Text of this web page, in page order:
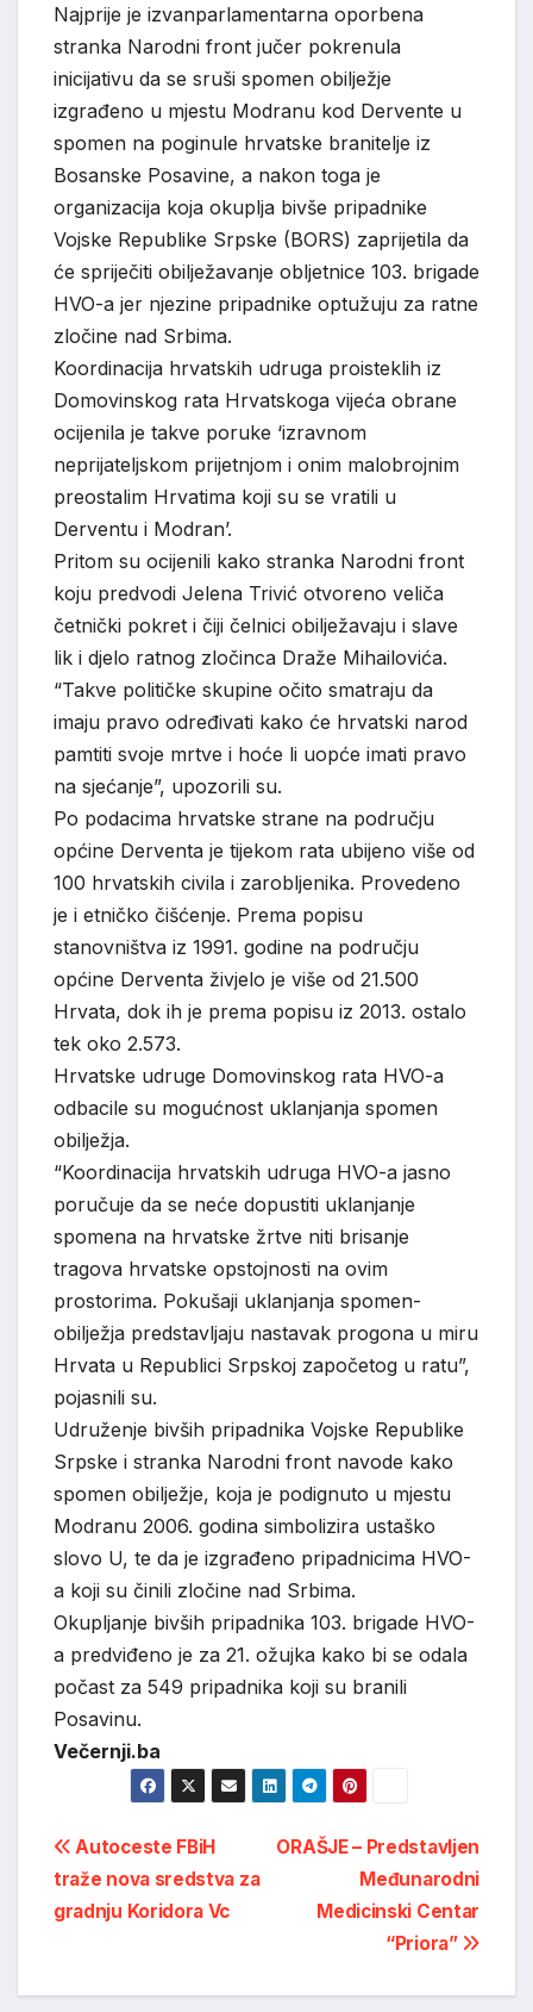
Najprije je izvanparlamentarna oporbena
stranka Narodni front jučer pokrenula
inicijativu da se sruši spomen obilježje
izgrađeno u mjestu Modranu kod Dervente u
spomen na poginule hrvatske branitelje iz
Bosanske Posavine, a nakon toga je
organizacija koja okuplja bivše pripadnike
Vojske Republike Srpske (BORS) zaprijetila da
će spriječiti obilježavanje obljetnice 103. brigade
HVO-a jer njezine pripadnike optužuju za ratne
zločine nad Srbima.
Koordinacija hrvatskih udruga proisteklih iz
Domovinskog rata Hrvatskoga vijeća obrane
ocijenila je takve poruke ‘izravnom
neprijateljskom prijetnjom i onim malobrojnim
preostalim Hrvatima koji su se vratili u
Derventu i Modran’.
Pritom su ocijenili kako stranka Narodni front
koju predvodi Jelena Trivić otvoreno veliča
četnički pokret i čiji čelnici obilježavaju i slave
lik i djelo ratnog zločinca Draže Mihailovića.
“Takve političke skupine očito smatraju da
imaju pravo određivati kako će hrvatski narod
pamtiti svoje mrtve i hoće li uopće imati pravo
na sjećanje”, upozorili su.
Po podacima hrvatske strane na području
općine Derventa je tijekom rata ubijeno više od
100 hrvatskih civila i zarobljenika. Provedeno
je i etničko čišćenje. Prema popisu
stanovništva iz 1991. godine na području
općine Derventa živjelo je više od 21.500
Hrvata, dok ih je prema popisu iz 2013. ostalo
tek oko 2.573.
Hrvatske udruge Domovinskog rata HVO-a
odbacile su mogućnost uklanjanja spomen
obilježja.
“Koordinacija hrvatskih udruga HVO-a jasno
poručuje da se neće dopustiti uklanjanje
spomena na hrvatske žrtve niti brisanje
tragova hrvatske opstojnosti na ovim
prostorima. Pokušaji uklanjanja spomen-
obilježja predstavljaju nastavak progona u miru
Hrvata u Republici Srpskoj započetog u ratu”,
pojasnili su.
Udruženje bivših pripadnika Vojske Republike
Srpske i stranka Narodni front navode kako
spomen obilježje, koja je podignuto u mjestu
Modranu 2006. godina simbolizira ustaško
slovo U, te da je izgrađeno pripadnicima HVO-
a koji su činili zločine nad Srbima.
Okupljanje bivših pripadnika 103. brigade HVO-
a predviđeno je za 21. ožujka kako bi se odala
počast za 549 pripadnika koji su branili
Posavinu.
Večernji.ba
Post
navigation
ORAŠJE – Predstavljen
Međunarodni
Medicinski Centar
“Priora”
Autoceste FBiH
traže nova sredstva za
gradnju Koridora Vc